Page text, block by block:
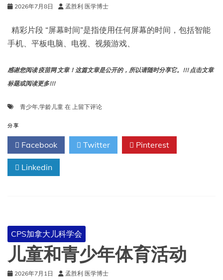
2026年7月8日 孟胜利 医学博士
精彩片段 “屏幕时间”是指使用任何屏幕的时间，包括智能
手机、平板电脑、电视、视频游戏、
感谢您阅读 疫苗网 文章！这篇文章是公开的，所以请随时分享它。!!! 点击文章
标题或阅读更多!!!
青少年,学龄儿童 在 屏
用
和
数
儿
童
和
青
少
年
上留下评论
分享
Facebook Twitter Pinterest
Linkedin
CPS加拿大儿科学会
儿童和青少年体育活动
2026年7月1日 孟胜利 医学博士